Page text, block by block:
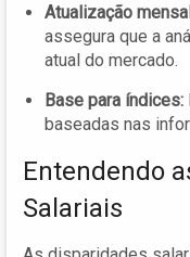
Atualização
assegura que a
atual do mercado.
Base para índices:
baseadas nas
Entendendo
Salariais